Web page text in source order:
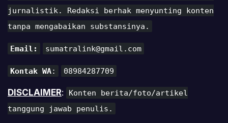
jurnalistik. Redaksi berhak menyunting konten
tanpa mengabaikan substansinya.
Email: sumatralink@gmail.com
Kontak WA: 08984287709
DISCLAIMER:
Konten berita/foto/artikel
tanggung jawab penulis.